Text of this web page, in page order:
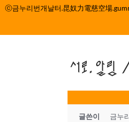
컨ⓒ금누리번개날터.昆奴力電慈空場
서로.알림
글쓴이 금누